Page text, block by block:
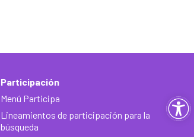
Participación
Menú Participa
Lineamientos de participación para la
búsqueda